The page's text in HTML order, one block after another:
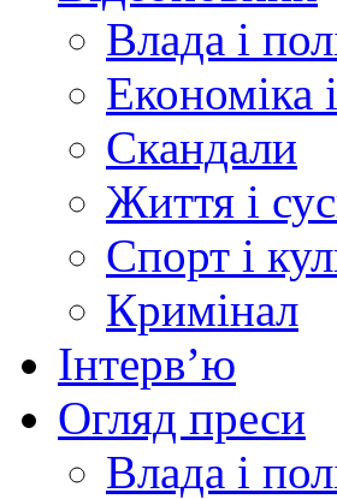
Влада і
Економіка
Скандали
Життя і
Спорт і
Кримінал
Інтерв’ю
Огляд преси
Влада і